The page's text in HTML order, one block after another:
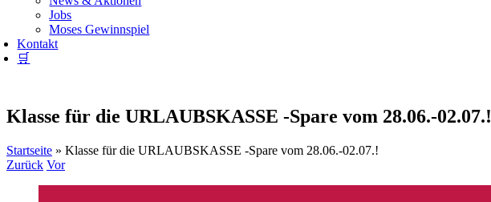
Jobs
Moses Gewinnspiel
Kontakt
🛒
Klasse für die URLAUBSKASSE -Spare vom 28.06.-02.07.!
Startseite » Klasse für die URLAUBSKASSE -Spare vom 28.06.-02.07.!
Zurück Vor